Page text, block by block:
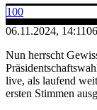
100
06.11.2024, 14:11
Nun herrscht
live, als laufend
ersten Stimmen